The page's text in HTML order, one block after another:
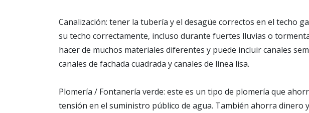
Canalización: tener la tubería y el desagüe correctos en el techo
su techo correctamente, incluso durante fuertes lluvias o
hacer de muchos materiales diferentes y puede incluir canales
canales de fachada cuadrada y canales de línea lisa.
Plomería / Fontanería verde: este es un tipo de plomería que
tensión en el suministro público de agua. También ahorra dinero